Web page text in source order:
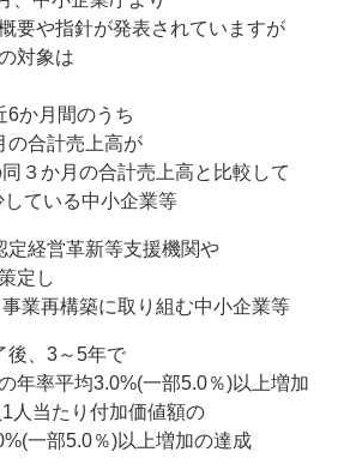
要や指針が発表されていますが
対象は
か月間のうち
計売上高が
か月の合計売上高と比較して
いる中小企業等
経営革新等支援機関や
し
再構築に取り組む中小企業等
、3～5年で
平均3.0%(一部5.0％)以上増加
たり付加価値額の
部5.0％)以上増加の達成